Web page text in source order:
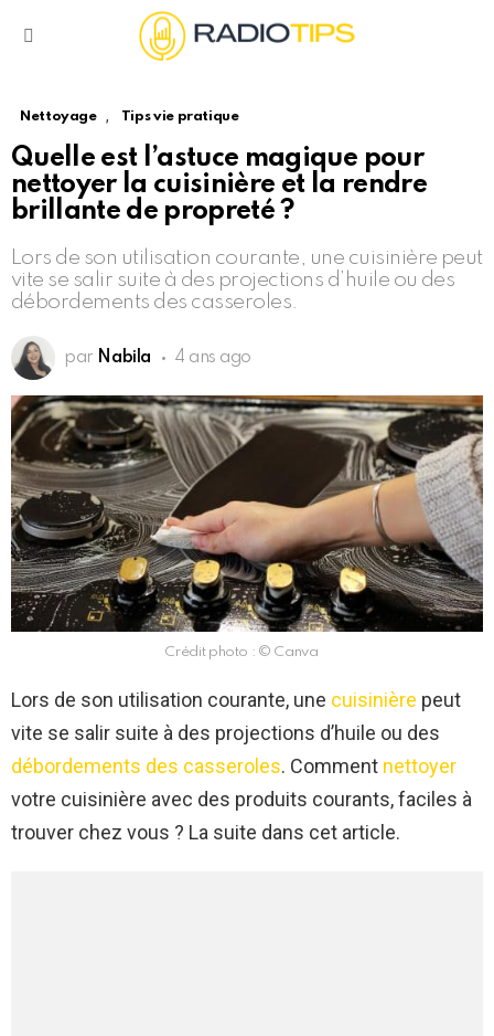
Nettoyage , Tips vie pratique
Quelle est l’astuce magique pour
nettoyer la cuisinière et la rendre
brillante de propreté ?
Lors de son utilisation courante, une cuisinière peut
vite se salir suite à des projections d’huile ou des
débordements des casseroles.
par Nabila 4 ans ago
Crédit photo : © Canva
Lors de son utilisation courante, une cuisinière peut
vite se salir suite à des projections d’huile ou des
débordements des casseroles. Comment nettoyer
votre cuisinière avec des produits courants, faciles à
trouver chez vous ? La suite dans cet article.